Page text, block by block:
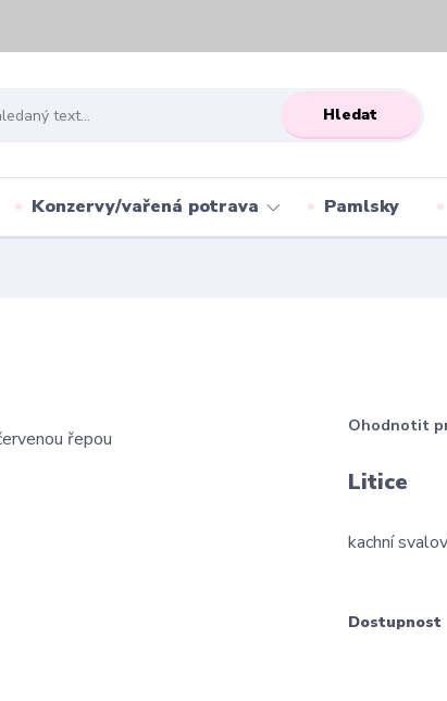
Hledat
Konzervy/vařená potrava Pamlsky
Ohodnotit
Litice
kachní
Dostupnost